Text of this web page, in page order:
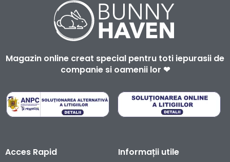
Magazin online creat special pentru toti iepurasii de
companie si oamenii lor ❤
Acces Rapid Informații utile